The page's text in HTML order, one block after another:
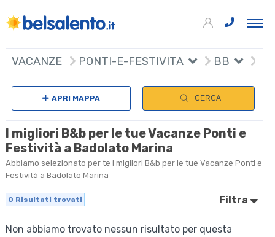
VACANZE PONTI-E-FESTIVITA BB
APRI MAPPA CERCA
I migliori B&b per le tue Vacanze Ponti e
Festività a Badolato Marina
Abbiamo selezionato per te I migliori B&b per le tue Vacanze Ponti e
Festività a Badolato Marina
0 Risultati trovati Filtra
Non abbiamo trovato nessun risultato per questa